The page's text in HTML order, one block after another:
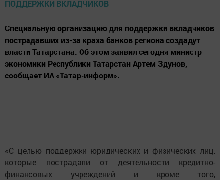
Специальную организацию для поддержки вкладчиков
пострадавших из-за краха банков региона создадут
власти Татарстана. Об этом заявил сегодня министр
экономики Республики Татарстан Артем Здунов,
сообщает ИА «Татар-информ».
«С целью поддержки юридических и физических лиц,
которые пострадали от деятельности кредитно-
финансовых учреждений и кроме того,